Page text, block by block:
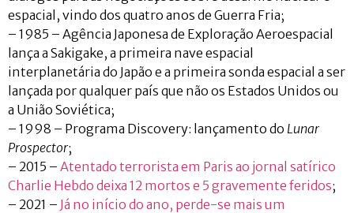
espacial, vindo dos quatro anos de Guerra Fria;
– 1985 – Agência Japonesa de Exploração Aeroespacial
lança a Sakigake, a primeira nave espacial
interplanetária do Japão e a primeira sonda espacial a ser
lançada por qualquer país que não os Estados Unidos ou
a União Soviética;
– 1998 – Programa Discovery: lançamento do Lunar
Prospector;
– 2015 – Atentado terrorista em Paris ao jornal satírico
Charlie Hebdo deixa 12 mortos e 5 gravemente feridos;
– 2021 – Já no início do ano, perde-se mais um